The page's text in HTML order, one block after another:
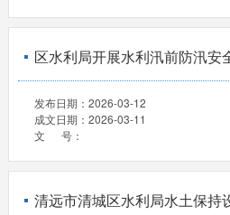
区水利局开展水利汛前防汛安
发布日期： 2026-03-12
成文日期： 2026-03-11
文 号：
清远市清城区水利局水土保持